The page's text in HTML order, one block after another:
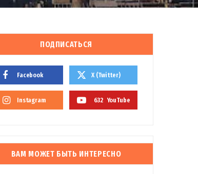
ПОДПИСАТЬСЯ
Facebook X (Twitter)
Instagram 632 YouTube
ВАМ МОЖЕТ БЫТЬ ИНТЕРЕСНО